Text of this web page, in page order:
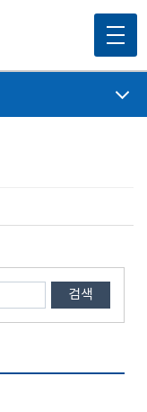
검색